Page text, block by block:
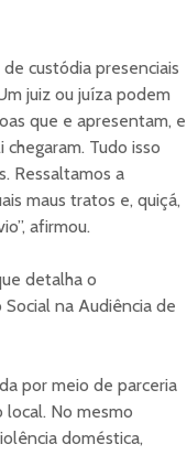
custódia presenciais
juiz ou juíza podem
que e apresentam, e
Tudo isso
Ressaltamos a
maus tratos e, quiçá,
afirmou.
detalha o
na Audiência de
por meio de parceria
local. No mesmo
doméstica,